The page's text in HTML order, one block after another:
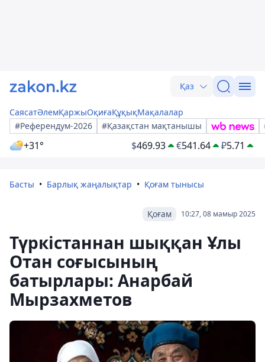
Қаз
СаясатӘлемҚаржыОқиғаҚұқықМақалалар
#Референдум-2026
#Қазақстан мақтанышы
+31° $469.93 €541.64 ₽5.71
Басты Барлық жаңалықтар Қоғам тынысы
10:27, 08 мамыр 2025
Қоғам
Түркістаннан шыққан Ұлы
Отан соғысының
батырлары: Анарбай
Мырзахметов